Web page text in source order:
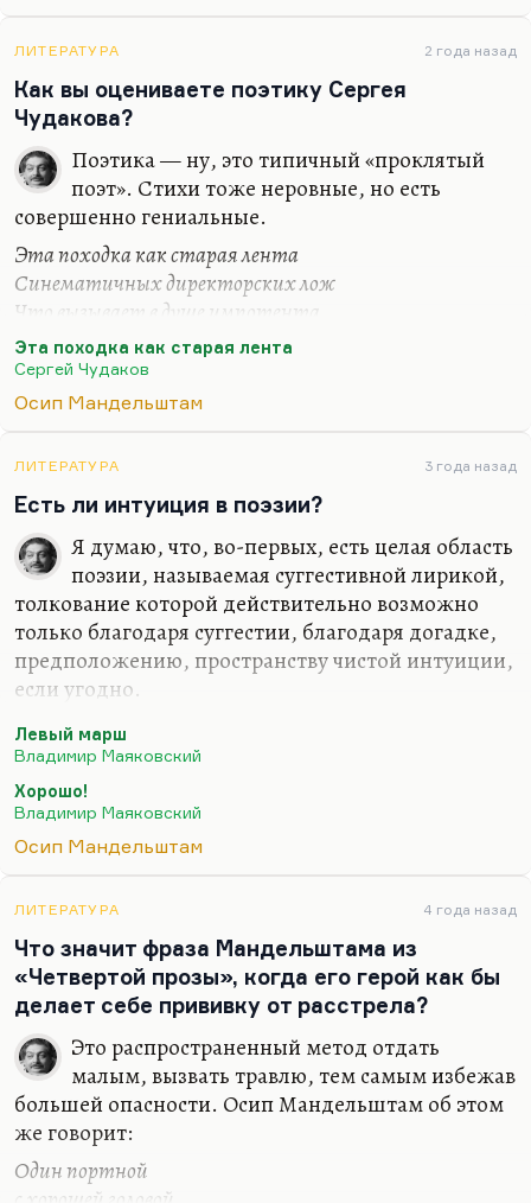
В нем есть всё. Как говорила Ахматова, «в нем
есть даже Хлебников», цитируя некоторые его
почти заумные стихи. Был Фофанов, был Надсон,
был упомянутый Случевский, был поздний Фет.
Были большие поэты — безусловно, большие —
которым эта сугубо прозаическая, зловонная,
страшно пошлая эпоха не дала развернуться и
осуществится.
О…
ЛИТЕРАТУРА 2 года назад
Как вы оцениваете поэтику Сергея
Чудакова?
Поэтика — ну, это типичный «проклятый
поэт». Стихи тоже неровные, но есть
совершенно гениальные.
Эта походка как старая лента
Синематичных директорских лож
Что вызывает в душе импотента
Не до конца позабытую дрожь
Перебирай же худыми ногами
Грубый асфальт каблучками дави...
Мандельштама «К немецкой речи», и особенно
ритмически «Словно гуляка с волшебною
тростью, Батюшков…»:
Вечные сны, как образчики крови,
Переливай из стакана в стакан.
То есть к поэтике Мандельштама 1933-1934 годов.
Чудаков — это поэтика называния вещей своими
именами. Такой блатной,…
Эта походка как старая лента
Сергей Чудаков
Осип Мандельштам
ЛИТЕРАТУРА 3 года назад
Есть ли интуиция в поэзии?
Я думаю, что, во-первых, есть целая область
поэзии, называемая суггестивной лирикой,
толкование которой действительно возможно
только благодаря суггестии, благодаря догадке,
предположению, пространству чистой интуиции,
если угодно.
Ну и есть, конечно, интуиция при понимании
даже вполне рациональных текстов. Причем
иногда читатель достраивает поэтический текст
по собственной воле. Но сама возможность такой
достройки, такой over-interpretation в тексте
однозначное толкование стихов всегда им
Я думаю, что возможность интуитивного
прочтения заложена даже в самом рациональном
тексте. Это в какой-то степени,…
Левый марш
Владимир Маяковский
Хорошо!
Владимир Маяковский
Осип Мандельштам
ЛИТЕРАТУРА 4 года назад
Что значит фраза Мандельштама из
«Четвертой прозы», когда его герой как бы
делает себе прививку от расстрела?
Это распространенный метод отдать
малым, вызвать травлю, тем самым избежав
большей опасности. Осип Мандельштам об этом
же говорит:
Один портной